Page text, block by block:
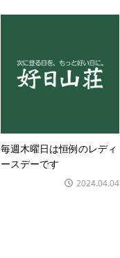
毎週木曜日は恒例のレディ
ースデーです
2024.04.04